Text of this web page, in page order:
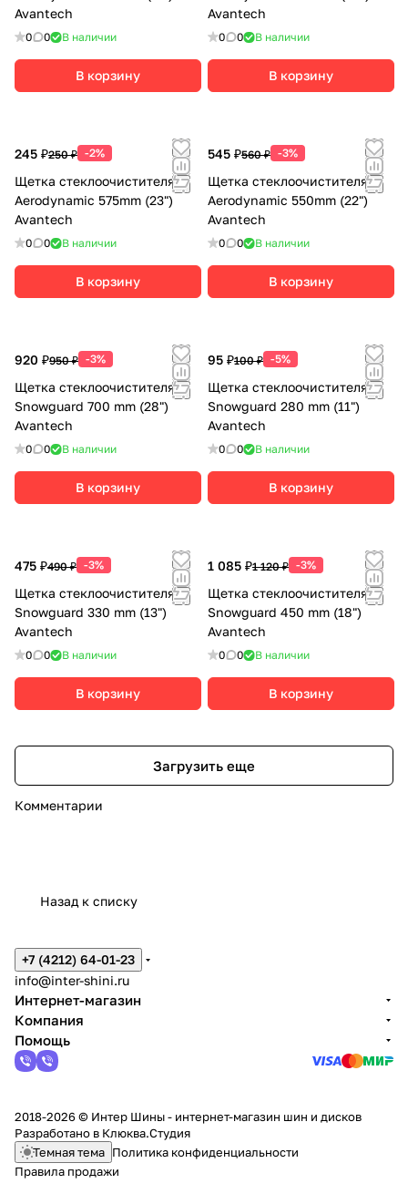
Avantech
0 0 В наличии
В корзину
Avantech
0 0 В наличии
В корзину
245 ₽250 ₽ -2%
Щетка стеклоочистителя
Aerodynamic 575mm (23")
Avantech
0 0 В наличии
В корзину
545 ₽560 ₽ -3%
Щетка стеклоочистителя
Aerodynamic 550mm (22")
Avantech
0 0 В наличии
В корзину
920 ₽950 ₽ -3%
Щетка стеклоочистителя
Snowguard 700 mm (28")
Avantech
0 0 В наличии
В корзину
95 ₽100 ₽ -5%
Щетка стеклоочистителя
Snowguard 280 mm (11")
Avantech
0 0 В наличии
В корзину
475 ₽490 ₽ -3%
Щетка стеклоочистителя
Snowguard 330 mm (13")
Avantech
0 0 В наличии
В корзину
1 085 ₽1 120 ₽ -3%
Щетка стеклоочистителя
Snowguard 450 mm (18")
Avantech
0 0 В наличии
В корзину
Загрузить еще
Комментарии
Назад к списку
+7 (4212) 64-01-23
info@inter-shini.ru
Интернет-магазин
Компания
Помощь
2018-2026 © Интер Шины - интернет-магазин шин и дисков
Разработано в Клюква.Студия
Темная тема Политика конфиденциальности
Правила продажи